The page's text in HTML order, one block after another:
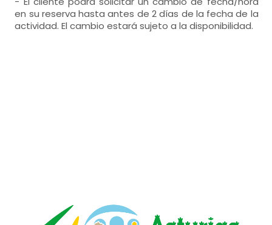
en su reserva hasta antes de 2 días de la fecha de la
actividad. El cambio estará sujeto a la disponibilidad.